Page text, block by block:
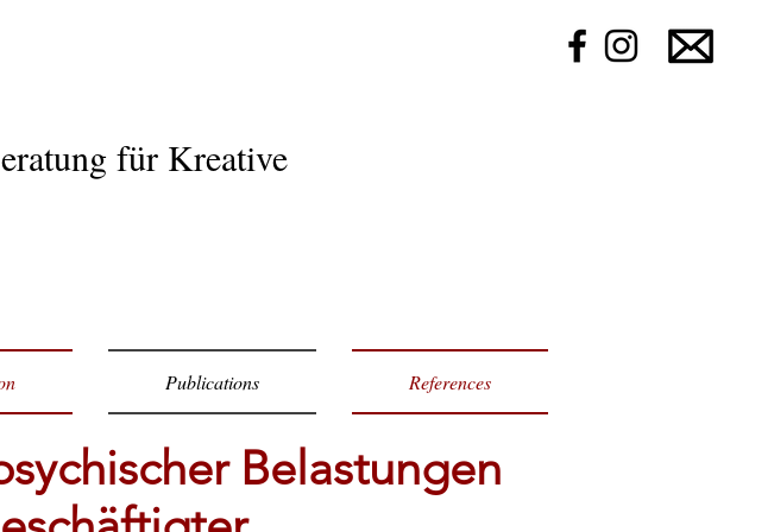
für Kreative
Publications References
Belastungen